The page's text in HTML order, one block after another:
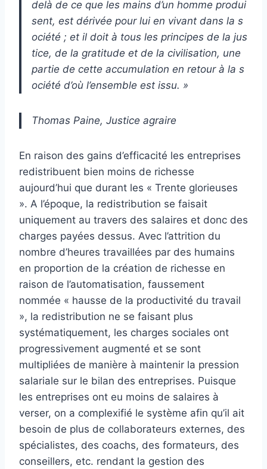
delà de ce que les mains d’un homme produi
sent, est dérivée pour lui en vivant dans la s
ociété ; et il doit à tous les principes de la jus
tice, de la gratitude et de la civilisation, une
partie de cette accumulation en retour à la s
ociété d’où l’ensemble est issu. »
Thomas Paine, Justice agraire
En raison des gains d’efficacité les entreprises
redistribuent bien moins de richesse
aujourd’hui que durant les « Trente glorieuses
». A l’époque, la redistribution se faisait
uniquement au travers des salaires et donc des
charges payées dessus. Avec l’attrition du
nombre d’heures travaillées par des humains
en proportion de la création de richesse en
raison de l’automatisation, faussement
nommée « hausse de la productivité du travail
», la redistribution ne se faisant plus
systématiquement, les charges sociales ont
progressivement augmenté et se sont
multipliées de manière à maintenir la pression
salariale sur le bilan des entreprises. Puisque
les entreprises ont eu moins de salaires à
verser, on a complexifié le système afin qu’il ait
besoin de plus de collaborateurs externes, des
spécialistes, des coachs, des formateurs, des
conseillers, etc. rendant la gestion des